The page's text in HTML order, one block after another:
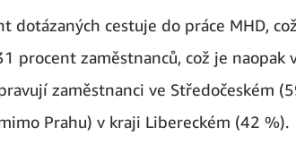
dotázaných cestuje do práce MHD,
procent zaměstnanců, což je naopak
zaměstnanci ve Středočeském
Prahu) v kraji Libereckém (42 %).